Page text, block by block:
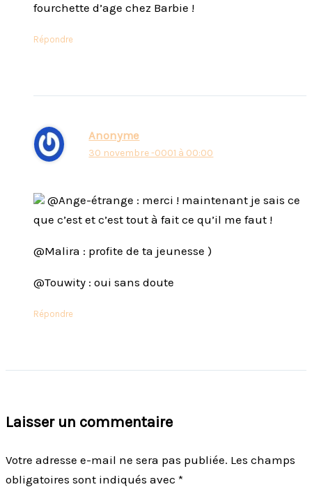
fourchette d’age chez Barbie !
Répondre
Anonyme
30 novembre -0001 à 00:00
@Ange-étrange : merci ! maintenant je sais ce
que c’est et c’est tout à fait ce qu’il me faut !
@Malira : profite de ta jeunesse )
@Touwity : oui sans doute
Répondre
Laisser un commentaire
Votre adresse e-mail ne sera pas publiée. Les champs
obligatoires sont indiqués avec *